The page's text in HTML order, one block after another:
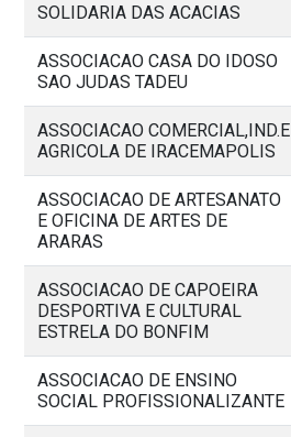
SOLIDARIA DAS ACACIAS
ASSOCIACAO CASA DO IDOSO
SAO JUDAS TADEU
ASSOCIACAO COMERCIAL,IND.E
AGRICOLA DE IRACEMAPOLIS
ASSOCIACAO DE ARTESANATO
E OFICINA DE ARTES DE
ARARAS
ASSOCIACAO DE CAPOEIRA
DESPORTIVA E CULTURAL
ESTRELA DO BONFIM
ASSOCIACAO DE ENSINO
SOCIAL PROFISSIONALIZANTE